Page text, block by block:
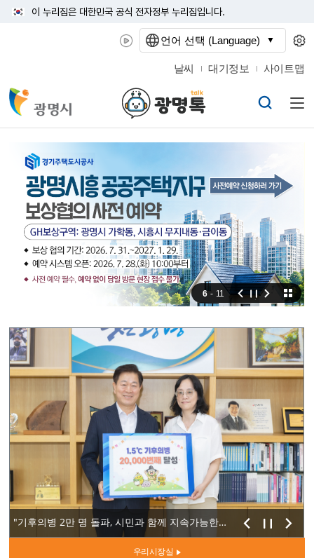
이 누리집은 대한민국 공식 전자정부 누리집입니다.
날씨 대기정보 사이트맵
6 - 11
"기후의병 2만 명 돌파, 시민과 함께 지속가능한 탄소중...
"누구나 잘 살고, 평화로운 일상 누리며 더 큰 미래로 ...
"시민 안전을 지키는 것은 시민과 가장 가까이 있는 지방...
우리시장실
언어 선택 (Language)